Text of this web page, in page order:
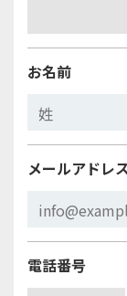
お名前
メールアドレ
電話番号